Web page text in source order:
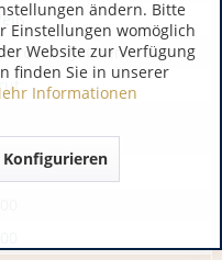
Chenin Blanc
ändern. Bitte
Einstellungen womöglich
Website zur Verfügung
finden Sie in unserer
Informationen
Konfigurieren